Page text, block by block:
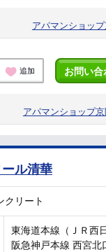
アパマンショッ
追加 お問い合
アパマンショップ
ル清華
クリート
東海道本線（ＪＲ西
阪急神戸本線 西宮北